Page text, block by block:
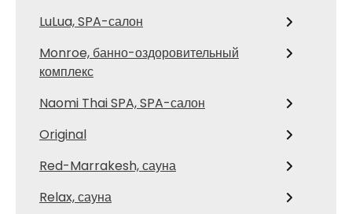
LuLua, SPA-салон
Monroe, банно-оздоровительный
комплекс
Naomi Thai SPA, SPA-салон
Original
Red-Marrakesh, сауна
Relax, сауна